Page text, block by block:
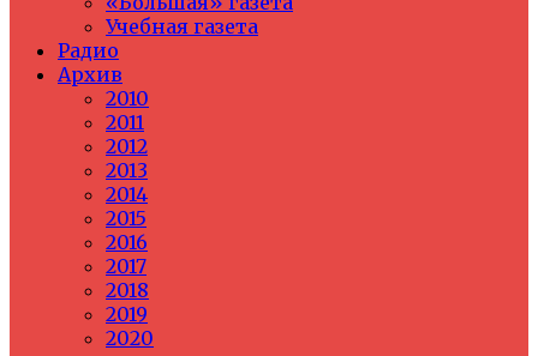
Учебная газета
Радио
Архив
2010
2011
2012
2013
2014
2015
2016
2017
2018
2019
2020